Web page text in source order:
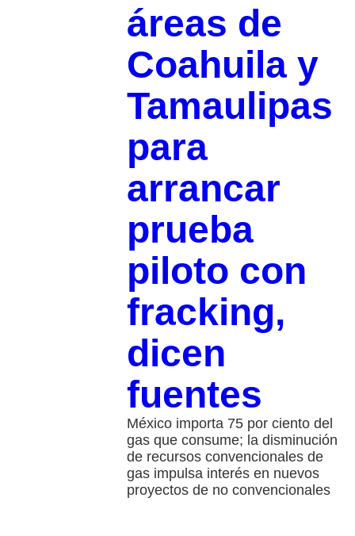
áreas de
Coahuila y
Tamaulipas
para
arrancar
prueba
piloto con
fracking,
dicen
fuentes
México importa 75 por ciento del
gas que consume; la disminución
de recursos convencionales de
gas impulsa interés en nuevos
proyectos de no convencionales